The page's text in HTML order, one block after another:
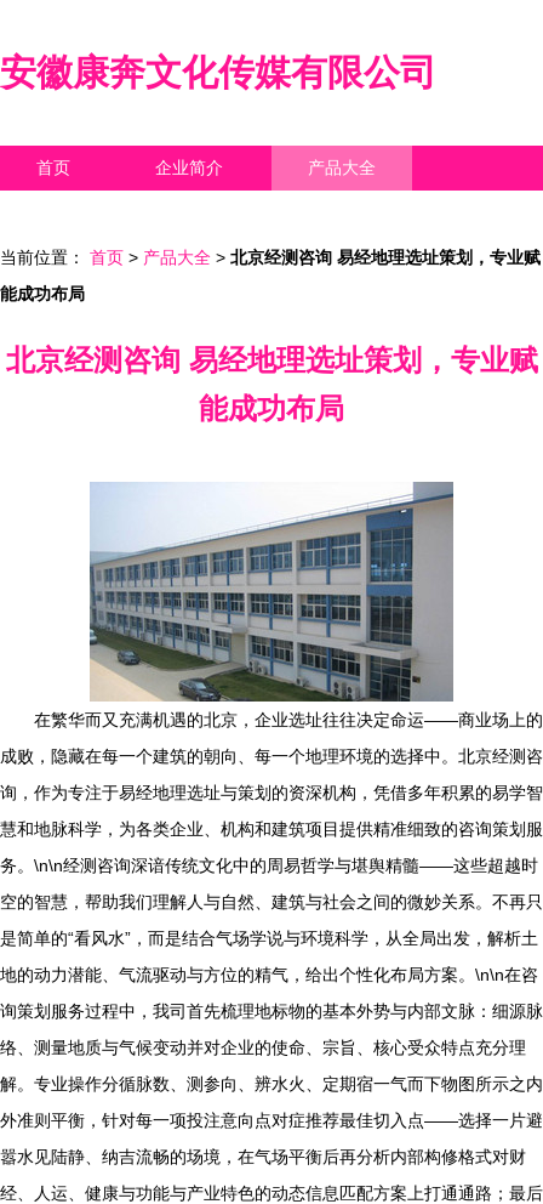
安徽康奔文化传媒有限公司
首页 企业简介 产品大全
当前位置： 首页 > 产品大全 > 北京经测咨询 易经地理选址策划，专业赋
能成功布局
北京经测咨询 易经地理选址策划，专业赋
能成功布局
在繁华而又充满机遇的北京，企业选址往往决定命运——商业场上的
成败，隐藏在每一个建筑的朝向、每一个地理环境的选择中。北京经测咨
询，作为专注于易经地理选址与策划的资深机构，凭借多年积累的易学智
慧和地脉科学，为各类企业、机构和建筑项目提供精准细致的咨询策划服
务。\n\n经测咨询深谙传统文化中的周易哲学与堪舆精髓——这些超越时
空的智慧，帮助我们理解人与自然、建筑与社会之间的微妙关系。不再只
是简单的“看风水”，而是结合气场学说与环境科学，从全局出发，解析土
地的动力潜能、气流驱动与方位的精气，给出个性化布局方案。\n\n在咨
询策划服务过程中，我司首先梳理地标物的基本外势与内部文脉：细源脉
络、测量地质与气候变动并对企业的使命、宗旨、核心受众特点充分理
解。专业操作分循脉数、测参向、辨水火、定期宿一气而下物图所示之内
外准则平衡，针对每一项投注意向点对症推荐最佳切入点——选择一片避
嚣水见陆静、纳吉流畅的场境，在气场平衡后再分析内部构修格式对财
经、人运、健康与功能与产业特色的动态信息匹配方案上打通通路；最后